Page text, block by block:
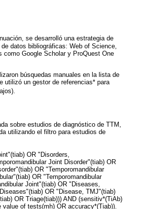
se desarrolló una estrategia de
datos bibliográficas: Web of Science,
Google Scholar y ProQuest One
búsquedas manuales en la lista de
utilizó un gestor de referencias* para
sobre estudios de diagnóstico de TTM,
utilizando el filtro para estudios de
OR "Disorders,
Joint Disorder"(tiab) OR
OR "Temporomandibular
OR "Temporomandibular
Joint"(tiab) OR "Diseases,
OR "Disease, TMJ"(tiab)
OR Triage(tiab))) AND (sensitiv*(TiAb)
of tests(mh) OR accuracy*(Tiab)).